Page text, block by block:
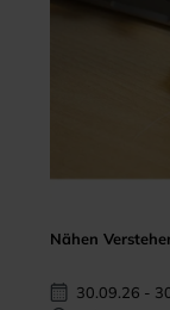
Nähen
30.09.26 -